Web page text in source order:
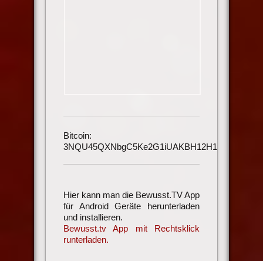
Bitcoin:
3NQU45QXNbgC5Ke2G1iUAKBH12H1h3UmAu
Hier kann man die Bewusst.TV App
für Android Geräte herunterladen
und installieren.
Bewusst.tv App mit Rechtsklick
runterladen.